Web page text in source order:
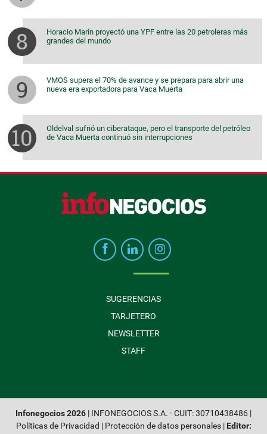
Horacio Marín proyectó una YPF entre las 20 petroleras más
grandes del mundo
VMOS supera el 70% de avance y se prepara para abrir una
nueva era exportadora para Vaca Muerta
Oldelval sufrió un ciberataque, pero el transporte del petróleo
de Vaca Muerta continuó sin interrupciones
SUGERENCIAS
TARJETERO
NEWSLETTER
STAFF
Infonegocios 2026 | INFONEGOCIOS S.A. · CUIT: 30710438486 |
Políticas de Privacidad | Protección de datos personales| Editor: